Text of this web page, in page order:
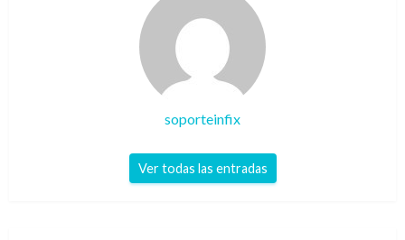
soporteinfix
Ver todas las entradas